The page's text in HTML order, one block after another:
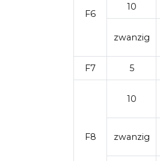
F6
10
zwanzig
F7 5
F8
10
zwanzig